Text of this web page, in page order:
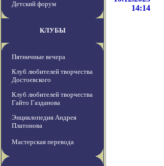
Детский форум
КЛУБЫ
Пятничные вечера
Клуб любителей творчества
Достоевского
Клуб любителей творчества
Гайто Газданова
Энциклопедия Андрея
Платонова
Мастерская перевода
14:14